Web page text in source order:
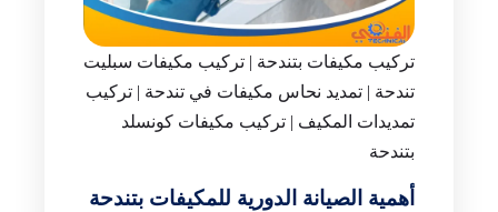
تركيب مكيفات بتندحة | تركيب مكيفات سبليت
تندحة | تمديد نحاس مكيفات في تندحة | تركيب
تمديدات المكيف | تركيب مكيفات كونسلد
بتندحة
أهمية الصيانة الدورية للمكيفات بتندحة